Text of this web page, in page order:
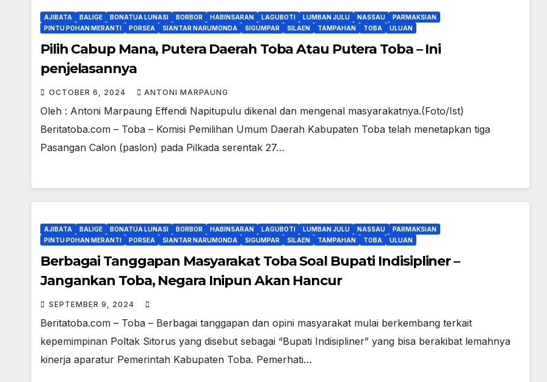
AJIBATA BALIGE BONATUA LUNASI BORBOR HABINSARAN LAGUBOTI LUMBAN JULU NASSAU
PARMAKSIAN
PINTU POHAN MERANTI
PORSEA SIANTAR NARUMONDA SIGUMPAR SILAEN TAMPAHAN TOBA ULUAN
Pilih Cabup Mana, Putera Daerah Toba Atau Putera Toba – Ini
penjelasannya
OCTOBER 6, 2024 ANTONI MARPAUNG
Oleh : Antoni Marpaung Effendi Napitupulu dikenal dan mengenal masyarakatnya.(Foto/Ist)
Beritatoba.com – Toba – Komisi Pemilihan Umum Daerah Kabupaten Toba telah menetapkan tiga
Pasangan Calon (paslon) pada Pilkada serentak 27…
AJIBATA BALIGE BONATUA LUNASI BORBOR HABINSARAN LAGUBOTI LUMBAN JULU NASSAU
PARMAKSIAN
PINTU POHAN MERANTI
PORSEA SIANTAR NARUMONDA SIGUMPAR SILAEN TAMPAHAN TOBA ULUAN
Berbagai Tanggapan Masyarakat Toba Soal Bupati Indisipliner –
Jangankan Toba, Negara Inipun Akan Hancur
SEPTEMBER 9, 2024
Beritatoba.com – Toba – Berbagai tanggapan dan opini masyarakat mulai berkembang terkait
kepemimpinan Poltak Sitorus yang disebut sebagai “Bupati Indisipliner” yang bisa berakibat lemahnya
kinerja aparatur Pemerintah Kabupaten Toba. Pemerhati…